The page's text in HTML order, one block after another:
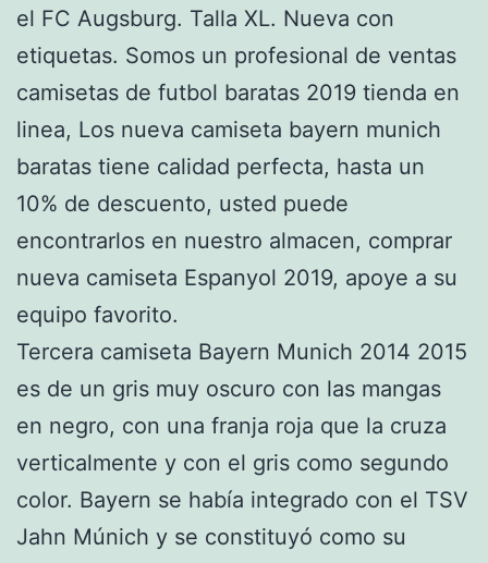
el FC Augsburg. Talla XL. Nueva con
etiquetas. Somos un profesional de ventas
camisetas de futbol baratas 2019 tienda en
linea, Los nueva camiseta bayern munich
baratas tiene calidad perfecta, hasta un
10% de descuento, usted puede
encontrarlos en nuestro almacen, comprar
nueva camiseta Espanyol 2019, apoye a su
equipo favorito.
Tercera camiseta Bayern Munich 2014 2015
es de un gris muy oscuro con las mangas
en negro, con una franja roja que la cruza
verticalmente y con el gris como segundo
color. Bayern se había integrado con el TSV
Jahn Múnich y se constituyó como su